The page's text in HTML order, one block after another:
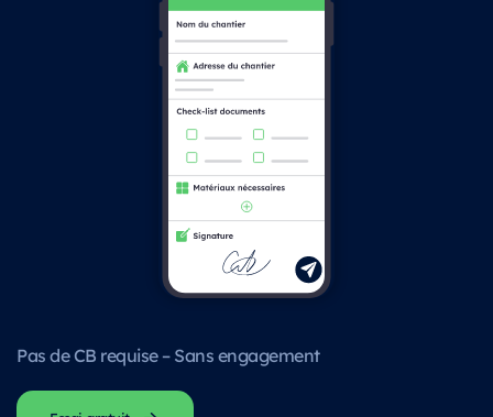
Pas de CB requise – Sans engagement